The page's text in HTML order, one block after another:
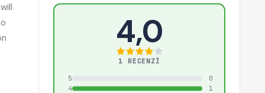
4,0
1 RECENZÍ
5
0
4
1